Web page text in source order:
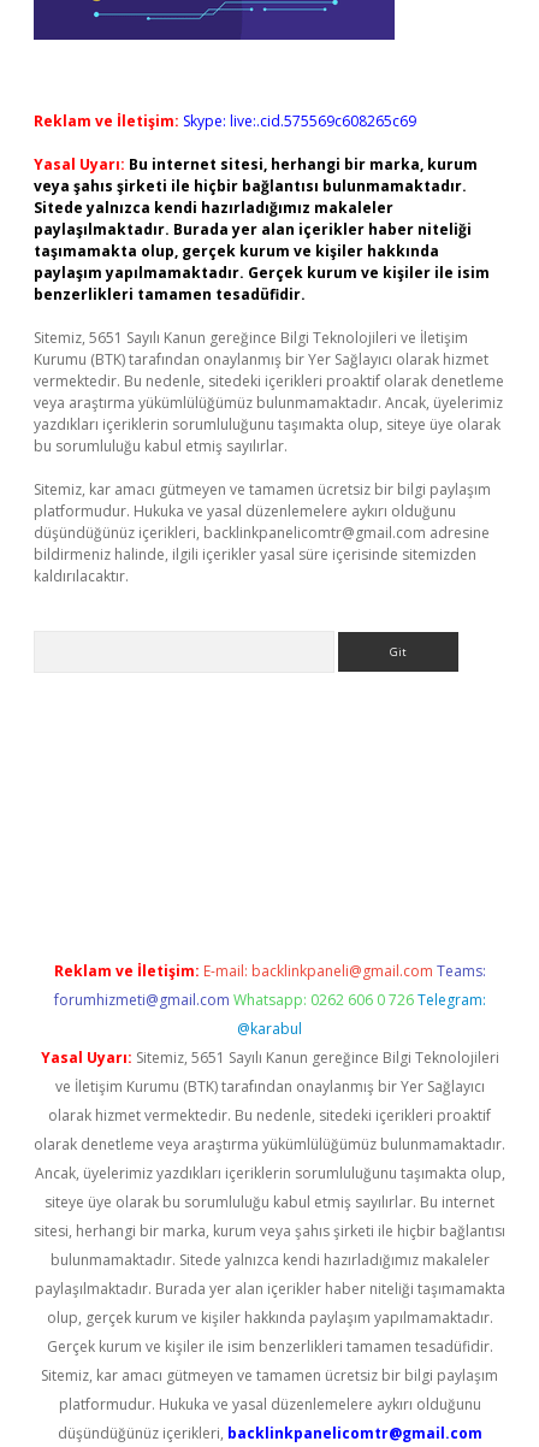
Reklam ve İletişim: Skype: live:.cid.575569c608265c69
Yasal Uyarı: Bu internet sitesi, herhangi bir marka, kurum
veya şahıs şirketi ile hiçbir bağlantısı bulunmamaktadır.
Sitede yalnızca kendi hazırladığımız makaleler
paylaşılmaktadır. Burada yer alan içerikler haber niteliği
taşımamakta olup, gerçek kurum ve kişiler hakkında
paylaşım yapılmamaktadır. Gerçek kurum ve kişiler ile isim
benzerlikleri tamamen tesadüfidir.
Sitemiz, 5651 Sayılı Kanun gereğince Bilgi Teknolojileri ve İletişim
Kurumu (BTK) tarafından onaylanmış bir Yer Sağlayıcı olarak hizmet
vermektedir. Bu nedenle, sitedeki içerikleri proaktif olarak denetleme
veya araştırma yükümlülüğümüz bulunmamaktadır. Ancak, üyelerimiz
yazdıkları içeriklerin sorumluluğunu taşımakta olup, siteye üye olarak
bu sorumluluğu kabul etmiş sayılırlar.
Sitemiz, kar amacı gütmeyen ve tamamen ücretsiz bir bilgi paylaşım
platformudur. Hukuka ve yasal düzenlemelere aykırı olduğunu
düşündüğünüz içerikleri, backlinkpanelicomtr@gmail.com adresine
bildirmeniz halinde, ilgili içerikler yasal süre içerisinde sitemizden
kaldırılacaktır.
Reklam ve İletişim: E-mail: backlinkpaneli@gmail.com Teams:
forumhizmeti@gmail.com Whatsapp: 0262 606 0 726 Telegram:
@karabul
Yasal Uyarı: Sitemiz, 5651 Sayılı Kanun gereğince Bilgi Teknolojileri
ve İletişim Kurumu (BTK) tarafından onaylanmış bir Yer Sağlayıcı
olarak hizmet vermektedir. Bu nedenle, sitedeki içerikleri proaktif
olarak denetleme veya araştırma yükümlülüğümüz bulunmamaktadır.
Ancak, üyelerimiz yazdıkları içeriklerin sorumluluğunu taşımakta olup,
siteye üye olarak bu sorumluluğu kabul etmiş sayılırlar. Bu internet
sitesi, herhangi bir marka, kurum veya şahıs şirketi ile hiçbir bağlantısı
bulunmamaktadır. Sitede yalnızca kendi hazırladığımız makaleler
paylaşılmaktadır. Burada yer alan içerikler haber niteliği taşımamakta
olup, gerçek kurum ve kişiler hakkında paylaşım yapılmamaktadır.
Gerçek kurum ve kişiler ile isim benzerlikleri tamamen tesadüfidir.
Sitemiz, kar amacı gütmeyen ve tamamen ücretsiz bir bilgi paylaşım
platformudur. Hukuka ve yasal düzenlemelere aykırı olduğunu
düşündüğünüz içerikleri, backlinkpanelicomtr@gmail.com